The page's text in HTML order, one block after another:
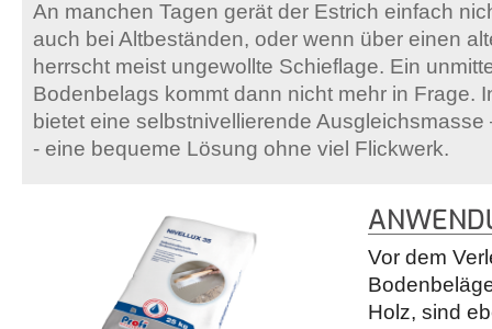
An manchen Tagen gerät der Estrich einfach
auch bei Altbeständen, oder wenn über einen
herrscht meist ungewollte Schieflage. Ein
Bodenbelags kommt dann nicht mehr in Frage.
bietet eine selbstnivellierende
- eine bequeme Lösung ohne viel Flickwerk.
Vor dem
Holz, sind